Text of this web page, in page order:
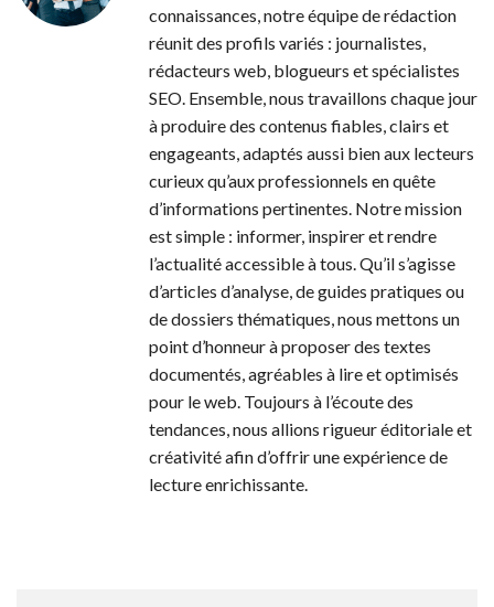
connaissances, notre équipe de rédaction
réunit des profils variés : journalistes,
rédacteurs web, blogueurs et spécialistes
SEO. Ensemble, nous travaillons chaque jour
à produire des contenus fiables, clairs et
engageants, adaptés aussi bien aux lecteurs
curieux qu’aux professionnels en quête
d’informations pertinentes. Notre mission
est simple : informer, inspirer et rendre
l’actualité accessible à tous. Qu’il s’agisse
d’articles d’analyse, de guides pratiques ou
de dossiers thématiques, nous mettons un
point d’honneur à proposer des textes
documentés, agréables à lire et optimisés
pour le web. Toujours à l’écoute des
tendances, nous allions rigueur éditoriale et
créativité afin d’offrir une expérience de
lecture enrichissante.